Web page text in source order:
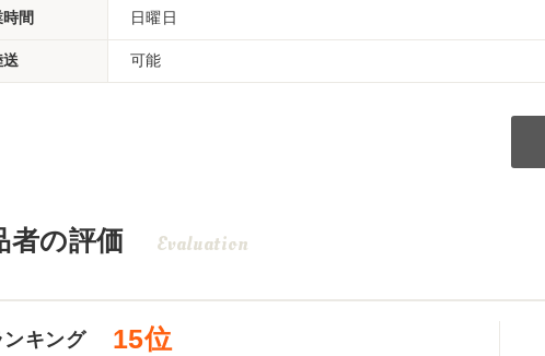
間 日曜日
送 可能
者の評価 Evaluation
ンキング 15位